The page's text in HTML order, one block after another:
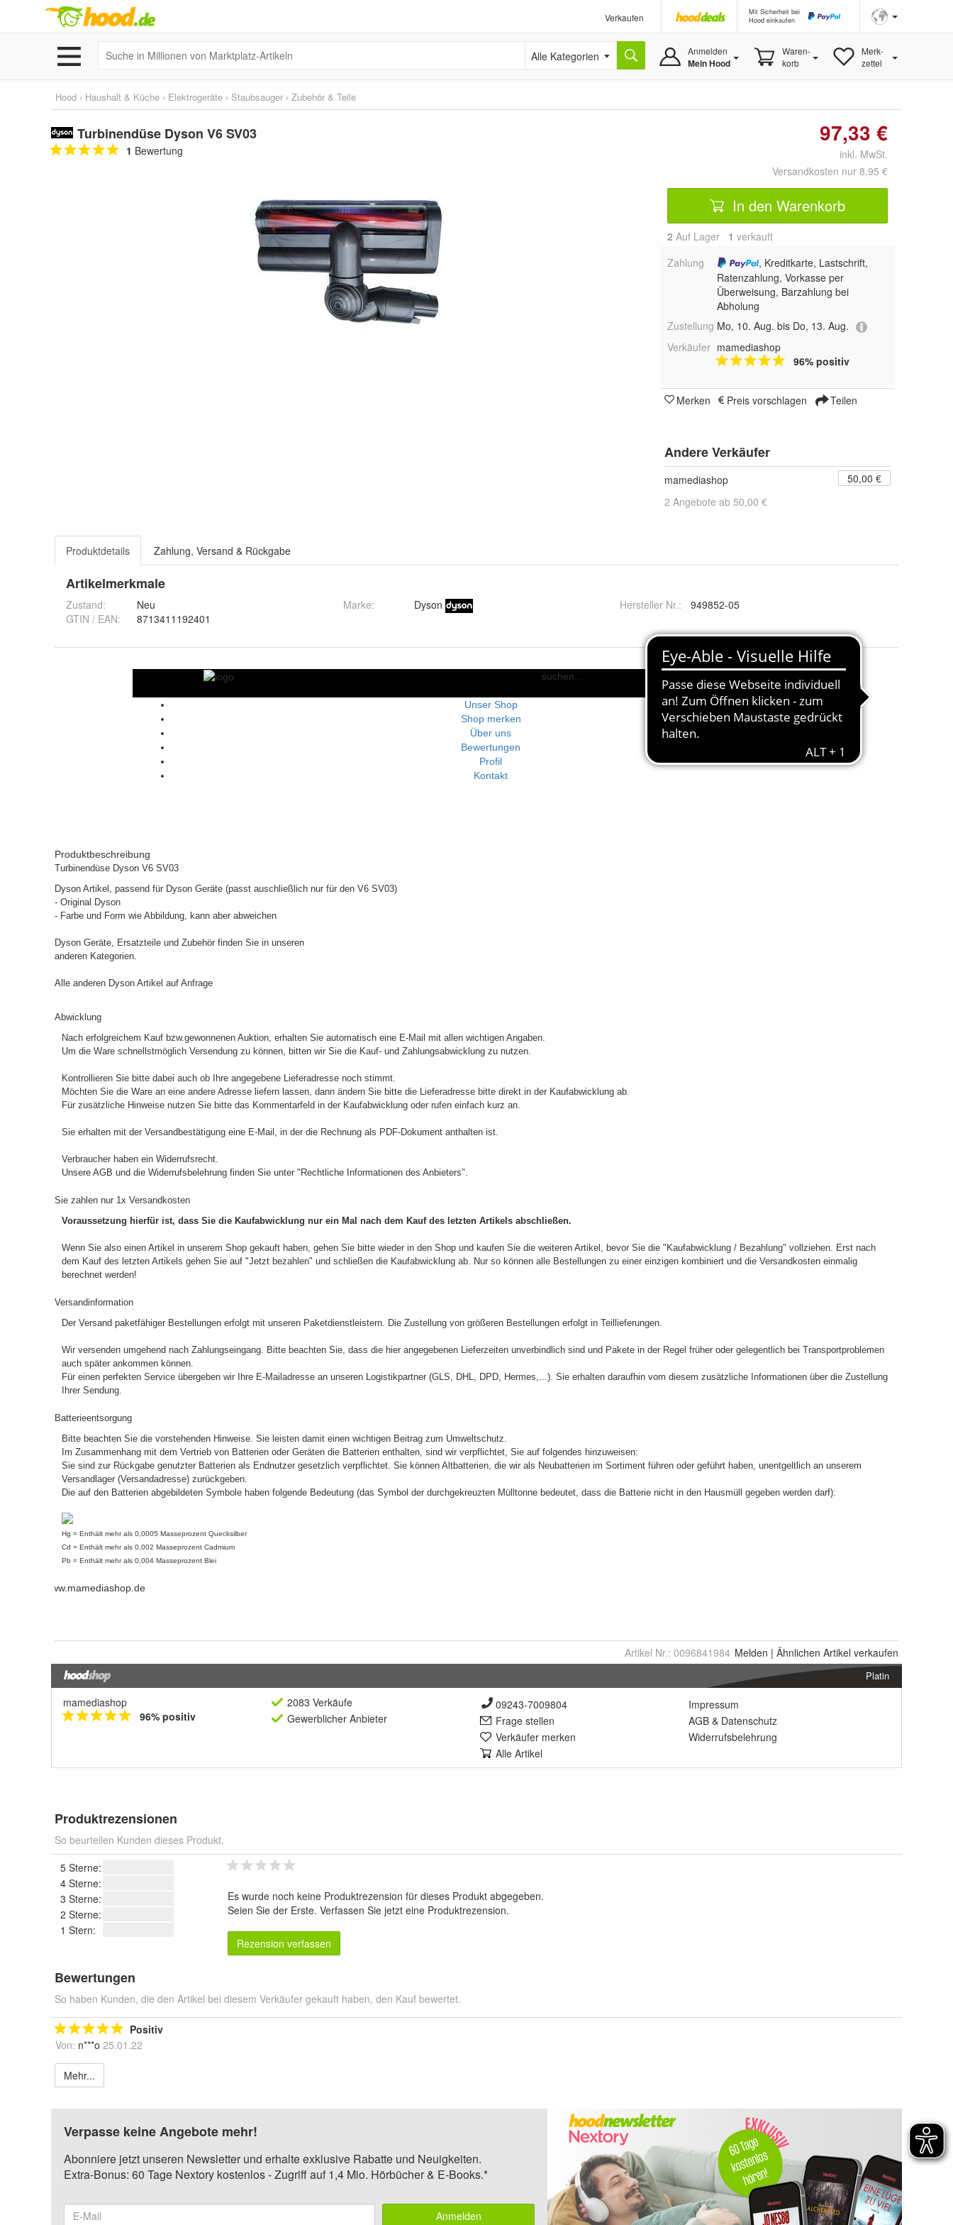
Verkaufen
Mit Sicherheit bei
Hood einkaufen
Alle Kategorien Anmelden
Mein Hood
Waren-
korb
Merk-
zettel
Hood › Haushalt & Küche › Elektrogeräte › Staubsauger › Zubehör & Teile
Turbinendüse Dyson V6 SV03
1 Bewertung
97,33 €
inkl. MwSt.
Versandkosten nur 8,95 €
In den Warenkorb
2 Auf Lager 1 verkauft
Zahlung
, Kreditkarte, Lastschrift,
Ratenzahlung, Vorkasse per
Überweisung, Barzahlung bei
Abholung
Zustellung Mo, 10. Aug. bis Do, 13. Aug.
Verkäufer mamediashop
96% positiv
Merken Preis vorschlagen Teilen
Andere Verkäufer
mamediashop
50,00 €
2 Angebote ab 50,00 €
Produktdetails Zahlung, Versand & Rückgabe
Artikelmerkmale
Zustand:
Neu
GTIN / EAN:
8713411192401
Marke: Dyson Hersteller Nr.: 949852-05
Artikel Nr.: 0096841984 Melden | Ähnlichen Artikel verkaufen
Platin
mamediashop
96% positiv
2083 Verkäufe
Gewerblicher Anbieter
09243-7009804
Frage stellen
Verkäufer merken
Alle Artikel
Impressum
AGB & Datenschutz
Widerrufsbelehrung
Produktrezensionen
So beurteilen Kunden dieses Produkt.
5 Sterne:
4 Sterne:
3 Sterne:
2 Sterne:
1 Stern:
Es wurde noch keine Produktrezension für dieses Produkt abgegeben.
Seien Sie der Erste. Verfassen Sie jetzt eine Produktrezension.
Rezension verfassen
Bewertungen
So haben Kunden, die den Artikel bei diesem Verkäufer gekauft haben, den Kauf bewertet.
Positiv
Von: n***o 25.01.22
Mehr...
Verpasse keine Angebote mehr!
Abonniere jetzt unseren Newsletter und erhalte exklusive Rabatte und Neuigkeiten.
Extra-Bonus: 60 Tage Nextory kostenlos - Zugriff auf 1,4 Mio. Hörbücher & E-Books.*
Anmelden